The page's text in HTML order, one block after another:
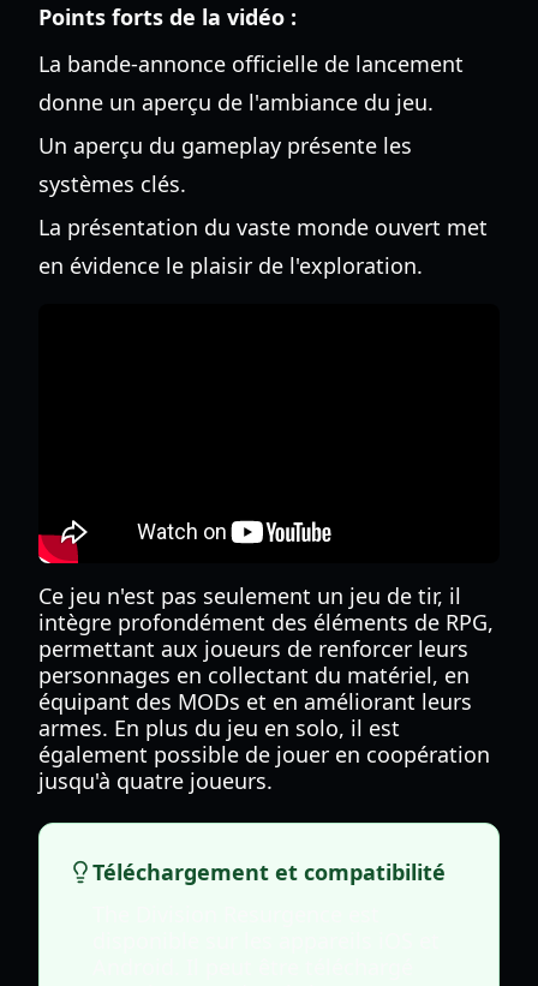
Points forts de la vidéo :
La bande-annonce officielle de lancement
donne un aperçu de l'ambiance du jeu.
Un aperçu du gameplay présente les
systèmes clés.
La présentation du vaste monde ouvert met
en évidence le plaisir de l'exploration.
Ce jeu n'est pas seulement un jeu de tir, il
intègre profondément des éléments de RPG,
permettant aux joueurs de renforcer leurs
personnages en collectant du matériel, en
équipant des MODs et en améliorant leurs
armes. En plus du jeu en solo, il est
également possible de jouer en coopération
jusqu'à quatre joueurs.
Téléchargement et compatibilité